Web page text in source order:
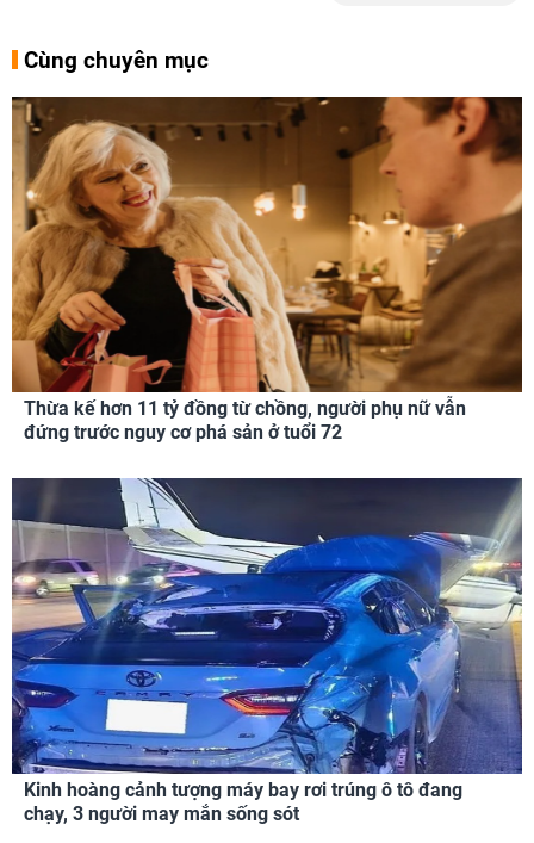
Cùng chuyên mục
Thừa kế hơn 11 tỷ đồng từ chồng, người phụ nữ vẫn
đứng trước nguy cơ phá sản ở tuổi 72
Kinh hoàng cảnh tượng máy bay rơi trúng ô tô đang
chạy, 3 người may mắn sống sót